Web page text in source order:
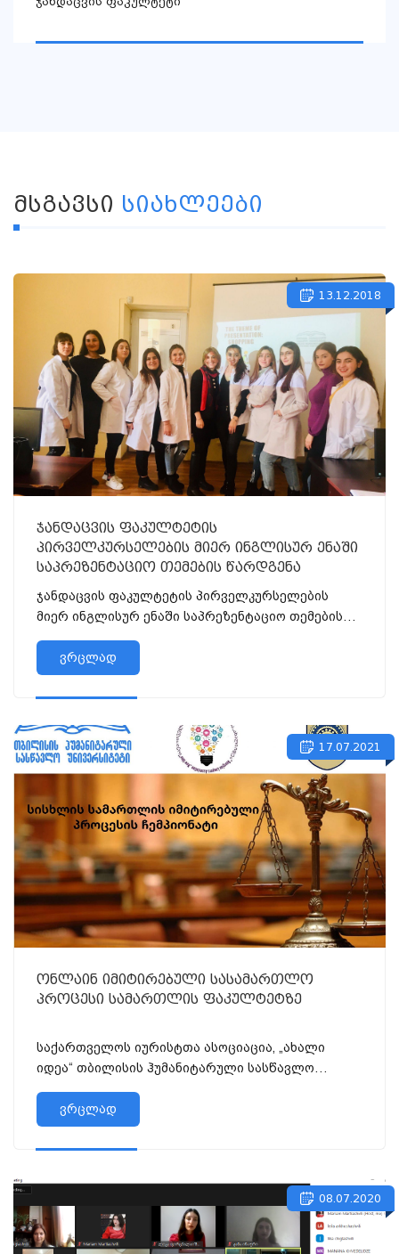
ᲛᲡᲒᲐᲕᲡᲘ ᲡᲘᲐᲮᲚᲔᲔᲑᲘ
13.12.2018
ჯანდაცვის ფაკულტეტის
პირველკურსელების მიერ ინგლისურ ენაში
საპრეზენტაციო თემების წარდგენა
ჯანდაცვის ფაკულტეტის პირველკურსელების
მიერ ინგლისურ ენაში საპრეზენტაციო თემების
წარდგენა
ვრცლად
17.07.2021
ონლაინ იმიტირებული სასამართლო
პროცესი სამართლის ფაკულტეტზე
საქართველოს იურისტთა ასოციაცია, „ახალი
იდეა“ თბილისის ჰუმანიტარული სასწავლო
უნივერსიტეტის სამართლის ფაკულტეტთან,
გორის სახელმწ...
ვრცლად
08.07.2020